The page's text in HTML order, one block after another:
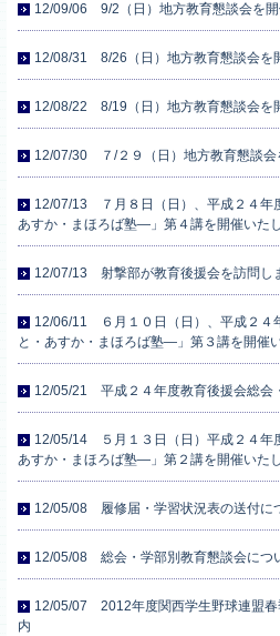
12/09/06 9/2（日）地方教育懇談会を開
12/08/31 8/26（日）地方教育懇談会を
12/08/22 8/19（日）地方教育懇談会を
12/07/30 ７/２９（日）地方教育懇談会
12/07/13 ７月８日（日）、平成２４年
あすか・まほろば塾―」第４講を開催いたし
12/07/13 射撃部が教育後援会を訪問し
12/06/11 ６月１０日（日）、平成２４
と・あすか・まほろば塾―」第３講を開催
12/05/21 平成２４年度教育後援会総会
12/05/14 ５月１３日（日）平成２４年
あすか・まほろば塾―」第２講を開催いたし
12/05/08 履修届・学習状況表の送付に
12/05/08 総会・学部別教育懇談会につ
12/05/07 2012年度関西学生野球連盟春
内